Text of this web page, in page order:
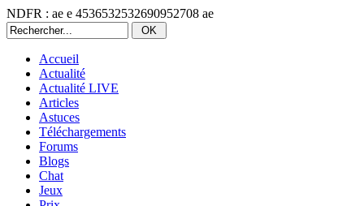
NDFR : ae e 4536532532690952708 ae
Accueil
Actualité
Actualité LIVE
Articles
Astuces
Téléchargements
Forums
Blogs
Chat
Jeux